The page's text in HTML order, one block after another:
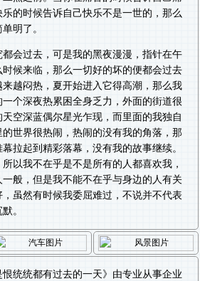
的时候告诉自己快乐不是一世的，那么
明了。
会过去，可是我的黑夜漫漫，指针在午
候来临，那么一切好的坏的便都会过去
越闷热，夏开始进入它得高潮，那么我
个深夜热累困全身乏力，外面的街道很
空深蓝偶尔星光乍现，而里面的我独自
世界很热闹，热闹的没有我的角落，那
拉起到精彩落幕，没有我的故事继续。
以我不在乎是不是所有的人都喜欢我，
般，但是我不能不在乎与身边的人有关
虽然有时候我委屈难过，不说并不代表
。
统统都有过去的一天》由专业从事企业